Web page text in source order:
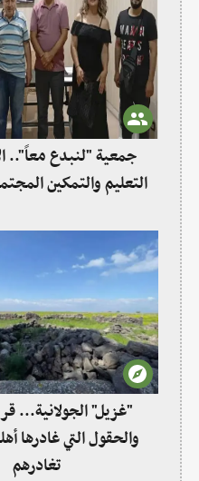
جمعية "لنبدع معاً"..
التعليم والتمكين
"غزيل" الجولانية...
والحقول التي غادرها
تغادرهم